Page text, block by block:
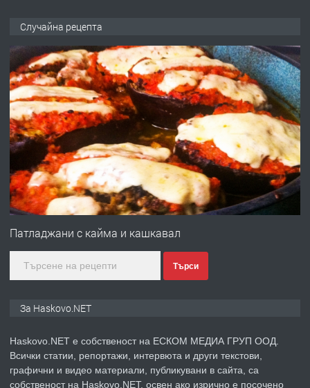
АПАРТАМЕНТ В ЦЕНТЪРА НА ГР.
ХАСКОВО
преди 4 дни
ПРЕДЛАГА Давам гараж под наем
преди 4 дни
ПРЕДЛАГА
№4120 Магазин/Офис под наем в кв.
градската градина!
преди 5 дни
Случайна рецепта
Патладжани с кайма и кашкавал
Търси
За Haskovo.NET
Haskovo.NET е собственост на ЕСКОМ МЕДИА ГРУП ООД.
Всички статии, репортажи, интервюта и други текстови,
графични и видео материали, публикувани в сайта, са
собственост на Haskovo.NET, освен ако изрично е посочено